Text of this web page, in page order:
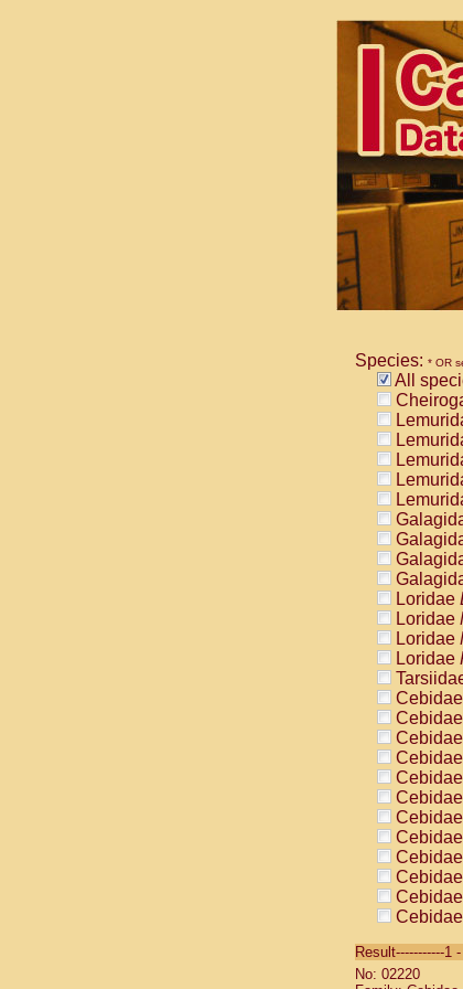
Species: * OR
All
Loridae
Loridae
Loridae
Loridae
Cebidae
Cebidae
Cebidae
Cebidae
Cebidae
Cebidae
Cebidae
Cebidae
Cebidae
Cebidae
Cebidae
Cebidae
Cebidae
Result-----------1
No: 02220